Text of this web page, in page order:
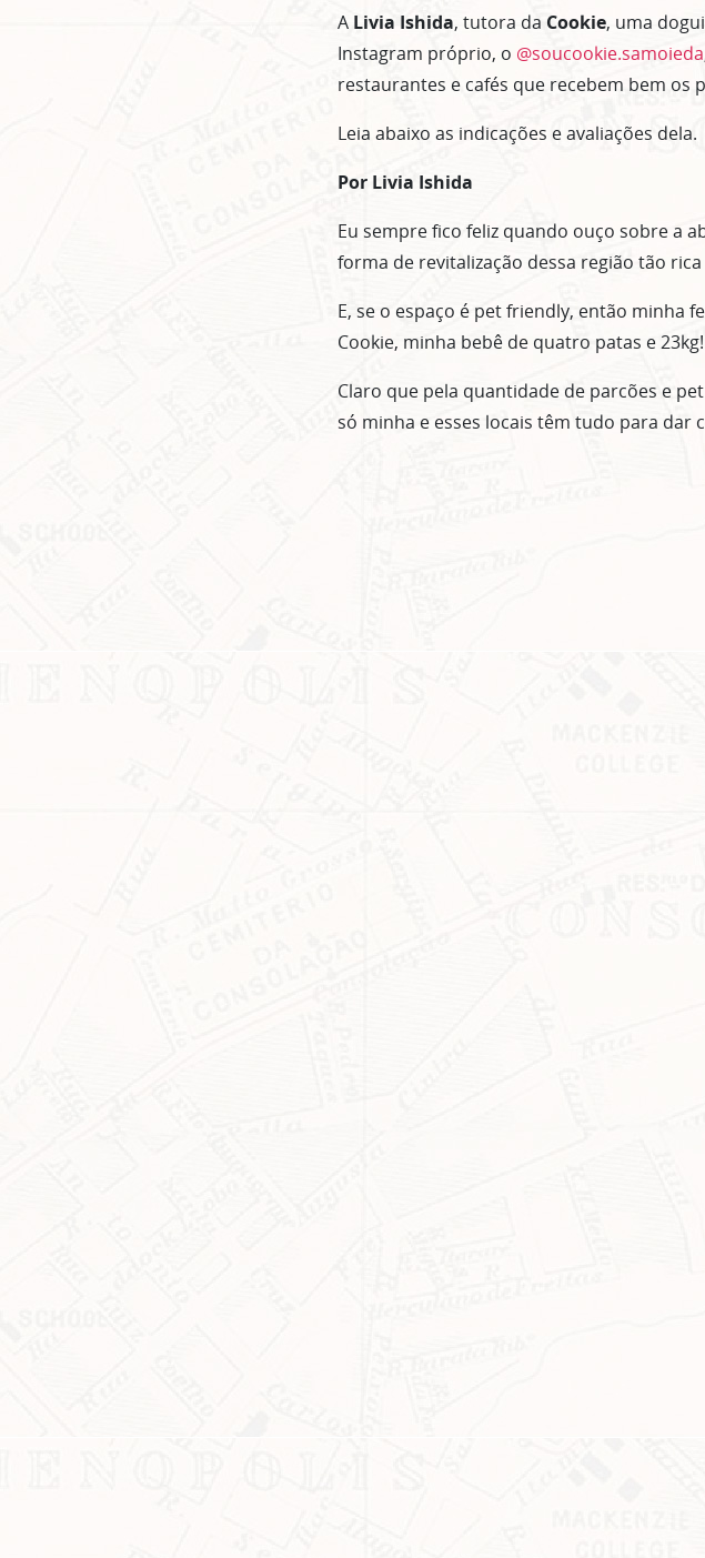
A Livia Ishida, tutora da Cookie, uma
Instagram próprio, o @soucookie.samoieda
restaurantes e cafés que recebem bem os
Leia abaixo as indicações e avaliações dela.
Por Livia Ishida
Eu sempre fico feliz quando ouço sobre a
forma de revitalização dessa região tão
E, se o espaço é pet friendly, então minha
Cookie, minha bebê de quatro patas e 23kg!
Claro que pela quantidade de parcões e
só minha e esses locais têm tudo para dar